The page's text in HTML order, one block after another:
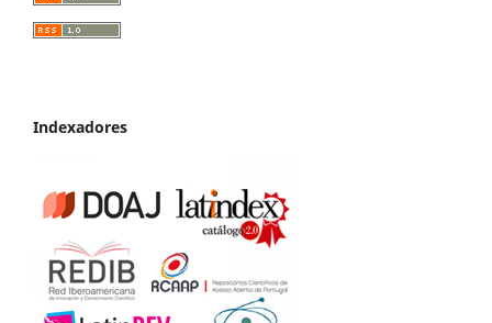
Indexadores